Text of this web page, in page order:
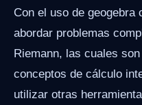
Con el uso de geogebra
abordar problemas
Riemann, las cuales
conceptos de cálculo
utilizar otras